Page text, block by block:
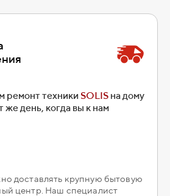
ремонт техники SOLIS на дому
же день, когда вы к нам
доставлять крупную бытовую
центр. Наш специалист